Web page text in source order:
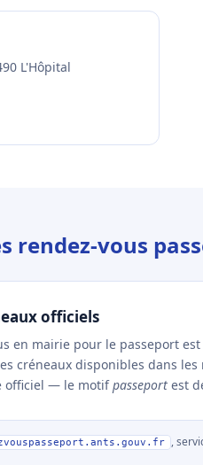
L'Hôpital
rendez-vous
officiels
en mairie pour le passeport
créneaux disponibles dans
officiel — le motifpasseport est
,